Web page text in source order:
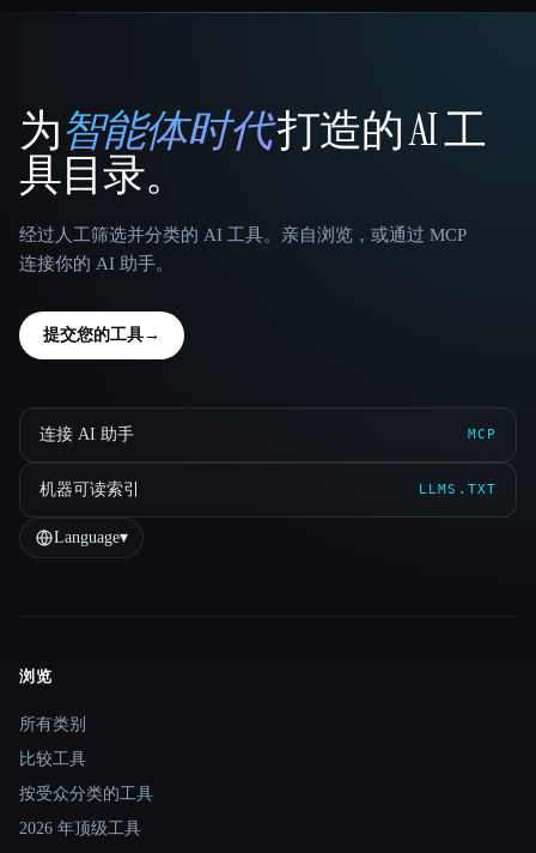
That AI Collection
为智能体时代打造的 AI 工
具目录。
经过人工筛选并分类的 AI 工具。亲自浏览，或通过 MCP
连接你的 AI 助手。
提交您的工具→
连接 AI 助手 MCP
机器可读索引 LLMS.TXT
Language▾
Site navigation
浏览
所有类别
比较工具
按受众分类的工具
2026 年顶级工具